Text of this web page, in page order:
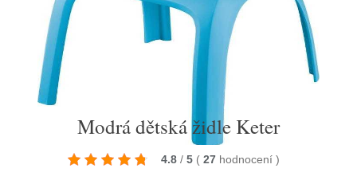
Modrá dětská židle Keter
4.8 / 5 ( 27 hodnocení )